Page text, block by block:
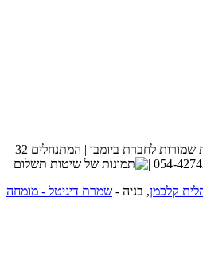
כל הזכויות שמורות לחברת ביומבו | המתנחלים 32
קלכמן, בניה - שמרת דיגיטל - מומחה